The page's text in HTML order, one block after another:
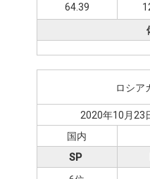
64.39
ロシア
2020年10月23
国内
SP